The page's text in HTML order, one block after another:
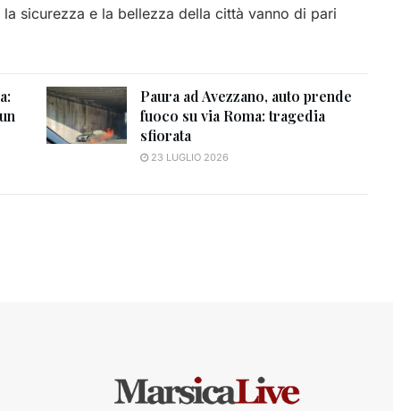
sicurezza e la bellezza della città vanno di pari
Paura ad Avezzano, auto prende
fuoco su via Roma: tragedia
sfiorata
23 LUGLIO 2026